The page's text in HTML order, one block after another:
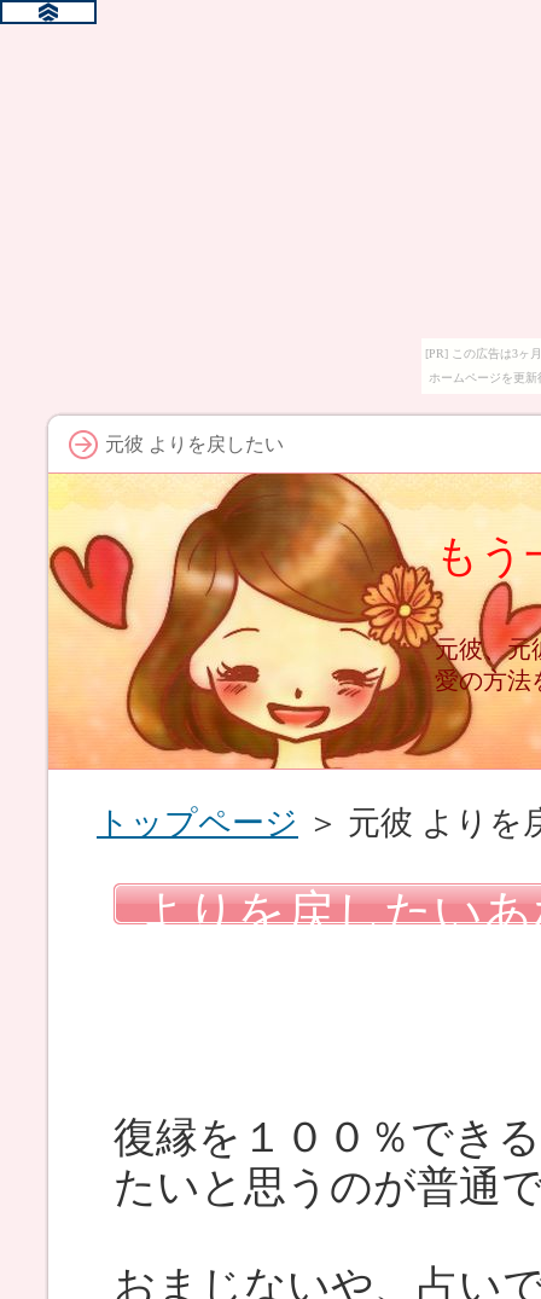
[PR] この広告は3ヶ
ホームページを更
元彼 よりを戻したい
もう
と
元彼、元
愛の方法
トップページ ＞ 元彼 よりを
よりを戻したい
復縁を１００％でき
たいと思うのが普通
おまじないや、占い